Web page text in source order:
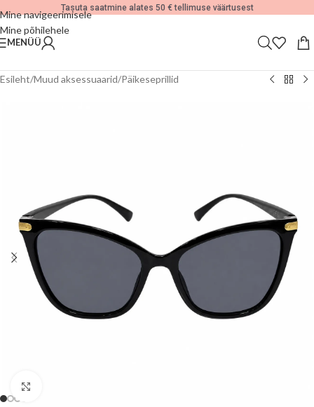
Mine navigeerimisele
Mine põhilehele
Tasuta saatmine alates 50 € tellimuse väärtusest
MENÜÜ
Esileht/Muud aksessuaarid/Päikeseprillid